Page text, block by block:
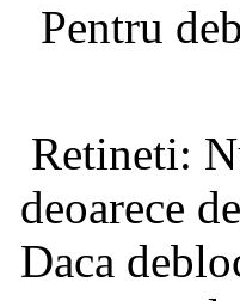
Pentru
Retineti:
deoarece
Daca